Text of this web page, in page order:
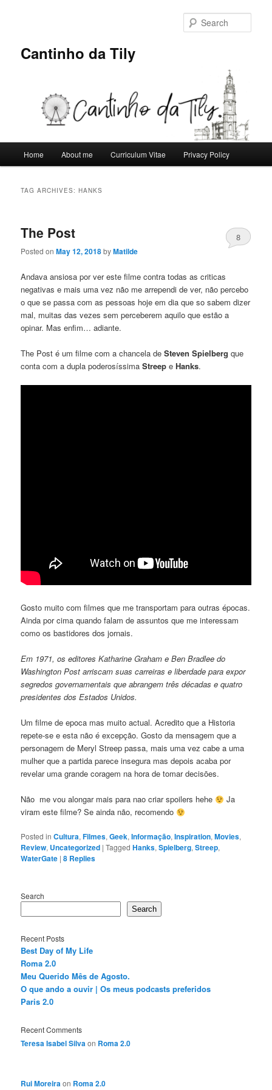
Cantinho da Tily
Home About me Curriculum Vitae Privacy Policy
TAG ARCHIVES:HANKS
The Post
Posted onMay 12, 2018byMatilde
8
Andava ansiosa por ver este filme contra todas as criticas
negativas e mais uma vez não me arrependi de ver, não percebo
o que se passa com as pessoas hoje em dia que so sabem dizer
mal, muitas das vezes sem perceberem aquilo que estão a
opinar. Mas enfim… adiante.
The Post é um filme com a chancela deSteven Spielberg que
conta com a dupla poderosíssimaStreep eHanks.
Gosto muito com filmes que me transportam para outras épocas.
Ainda por cima quando falam de assuntos que me interessam
como os bastidores dos jornais.
Em 1971, os editores Katharine Graham e Ben Bradlee do
Washington Post arriscam suas carreiras e liberdade para expor
segredos governamentais que abrangem três décadas e quatro
presidentes dos Estados Unidos.
Um filme de epoca mas muito actual. Acredito que a Historia
repete-se e esta não é excepção. Gosto da mensagem que a
personagem de Meryl Streep passa, mais uma vez cabe a uma
mulher que a partida parece insegura mas depois acaba por
revelar uma grande coragem na hora de tomar decisōes.
Não me vou alongar mais para nao criar spoilers hehe
Ja
viram este filme? Se ainda não, recomendo
Posted in Cultura,Filmes,Geek,Informação,Inspiration,Movies,
Review, Uncategorized |Tagged Hanks,Spielberg,Streep,
WaterGate |8 Replies
Search
Search
Recent Posts
Best Day of My Life
Roma 2.0
Meu Querido Mês de Agosto.
O que ando a ouvir | Os meus podcasts preferidos
Paris 2.0
Recent Comments
Teresa Isabel Silvaon Roma 2.0
Rui Moreiraon Roma 2.0